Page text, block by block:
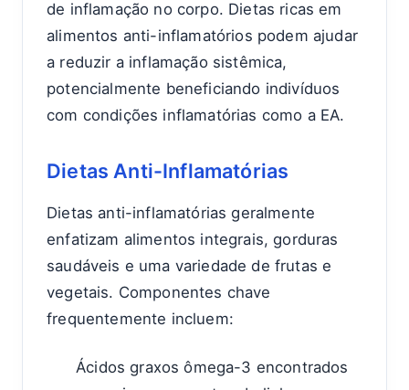
de inflamação no corpo. Dietas ricas em
alimentos anti-inflamatórios podem ajudar
a reduzir a inflamação sistêmica,
potencialmente beneficiando indivíduos
com condições inflamatórias como a EA.
Dietas Anti-Inflamatórias
Dietas anti-inflamatórias geralmente
enfatizam alimentos integrais, gorduras
saudáveis e uma variedade de frutas e
vegetais. Componentes chave
frequentemente incluem:
Ácidos graxos ômega-3 encontrados